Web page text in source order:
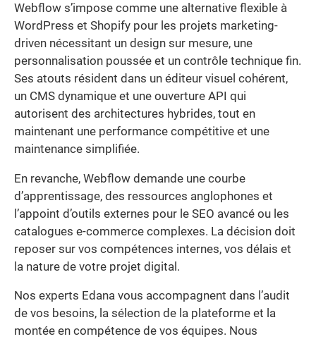
Webflow s’impose comme une alternative flexible à
WordPress et Shopify pour les projets marketing-
driven nécessitant un design sur mesure, une
personnalisation poussée et un contrôle technique fin.
Ses atouts résident dans un éditeur visuel cohérent,
un CMS dynamique et une ouverture API qui
autorisent des architectures hybrides, tout en
maintenant une performance compétitive et une
maintenance simplifiée.
En revanche, Webflow demande une courbe
d’apprentissage, des ressources anglophones et
l’appoint d’outils externes pour le SEO avancé ou les
catalogues e-commerce complexes. La décision doit
reposer sur vos compétences internes, vos délais et
la nature de votre projet digital.
Nos experts Edana vous accompagnent dans l’audit
de vos besoins, la sélection de la plateforme et la
montée en compétence de vos équipes. Nous